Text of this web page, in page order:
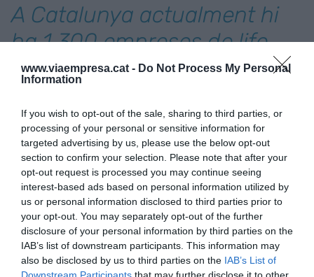
www.viaempresa.cat - Do Not Process My Personal
Information
If you wish to opt-out of the sale, sharing to third parties, or
processing of your personal or sensitive information for
targeted advertising by us, please use the below opt-out
section to confirm your selection. Please note that after your
opt-out request is processed you may continue seeing
interest-based ads based on personal information utilized by
us or personal information disclosed to third parties prior to
your opt-out. You may separately opt-out of the further
disclosure of your personal information by third parties on the
IAB’s list of downstream participants. This information may
also be disclosed by us to third parties on the IAB’s List of
Downstream Participants that may further disclose it to other
A Catalunya actualment hi
ha 1.300 empreses delife
sciences,
producte interior brut
Pascual ha tancat aquest acte d’inauguració
recordant la necessitat de continuar avançant en
el sector de la salut digital on cada cop serà més
necessari el desenvolupament de noves solucions
tecnològiques que contribueixin a garantir la
sostenibilitat del sistema de salut. I és que,
segons ha indicat, en els propers 10 anys faltaran